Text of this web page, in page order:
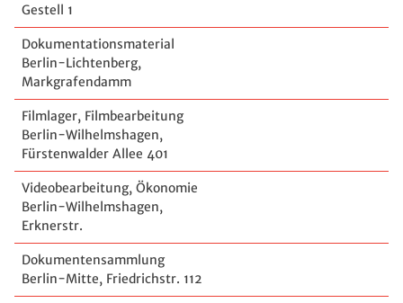
Gestell 1
Dokumentationsmaterial
Berlin-Lichtenberg,
Markgrafendamm
Filmlager, Filmbearbeitung
Berlin-Wilhelmshagen,
Fürstenwalder Allee 401
Videobearbeitung, Ökonomie
Berlin-Wilhelmshagen,
Erknerstr.
Dokumentensammlung
Berlin-Mitte, Friedrichstr. 112